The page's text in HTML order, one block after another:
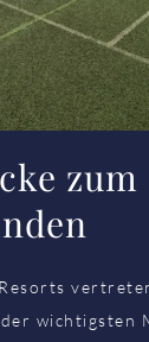
zum
der wichtigsten